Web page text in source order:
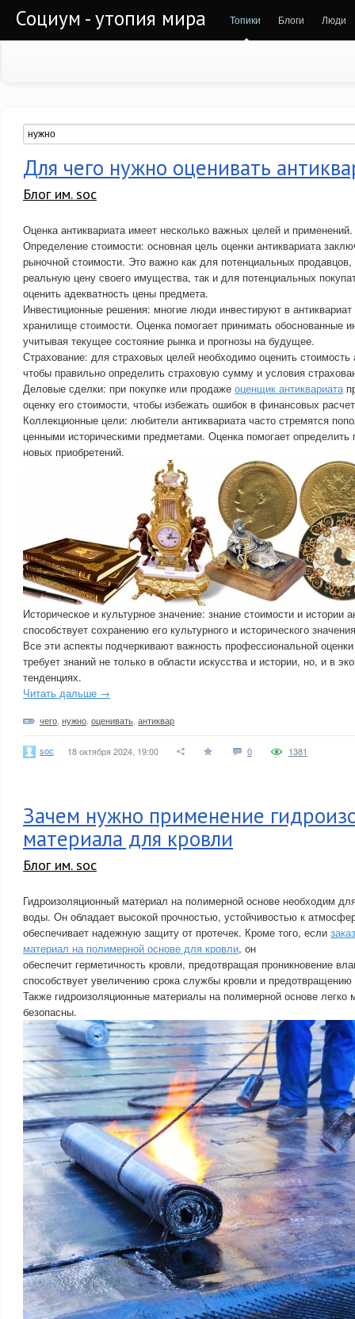
Социум - утопия мира Топики Блоги Люди
Для чего нужно оценивать
Блог им. soc
Оценка антиквариата имеет несколько важных целей и применений.
Определение стоимости: основная цель оценки антиквариата
рыночной стоимости. Это важно как для потенциальных продавцов,
реальную цену своего имущества, так и для потенциальных
оценить адекватность цены предмета.
Инвестиционные решения: многие люди инвестируют в антиквариат
хранилище стоимости. Оценка помогает принимать обоснованные
учитывая текущее состояние рынка и прогнозы на будущее.
Страхование: для страховых целей необходимо оценить стоимость
чтобы правильно определить страховую сумму и условия
Деловые сделки: при покупке или продаже оценщик антиквариата
оценку его стоимости, чтобы избежать ошибок в финансовых
Коллекционные цели: любители антиквариата часто стремятся
ценными историческими предметами. Оценка помогает определить
новых приобретений.
Историческое и культурное значение: знание стоимости и истории
способствует сохранению его культурного и исторического
Все эти аспекты подчеркивают важность профессиональной оценки
требует знаний не только в области искусства и истории, но, и в
тенденциях.
Читать дальше →
чего нужно оценивать антиквар
soc 18 октября 2024, 19:00 0 1381
Зачем нужно применение
материала для кровли
Блог им. soc
Гидроизоляционный материал на полимерной основе необходим
воды. Он обладает высокой прочностью, устойчивостью к
обеспечивает надежную защиту от протечек. Кроме того, если
материал на полимерной основе для кровли, он
обеспечит герметичность кровли, предотвращая проникновение
способствует увеличению срока службы кровли и
Также гидроизоляционные материалы на полимерной основе легко
безопасны.